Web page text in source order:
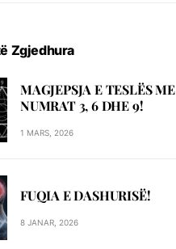
Zgjedhura
MAGJEPSJA E TESLËS ME
NUMRAT 3, 6 DHE 9!
1 MARS, 2026
FUQIA E DASHURISË!
8 JANAR, 2026